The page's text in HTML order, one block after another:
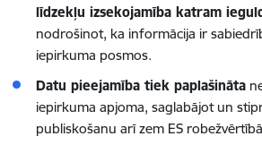
līdzekļu izsekojamība katram
nodrošinot, ka informācija ir
iepirkuma posmos.
Datu pieejamība tiek paplašināta
iepirkuma apjoma, saglabājot un
publiskošanu arī zem ES